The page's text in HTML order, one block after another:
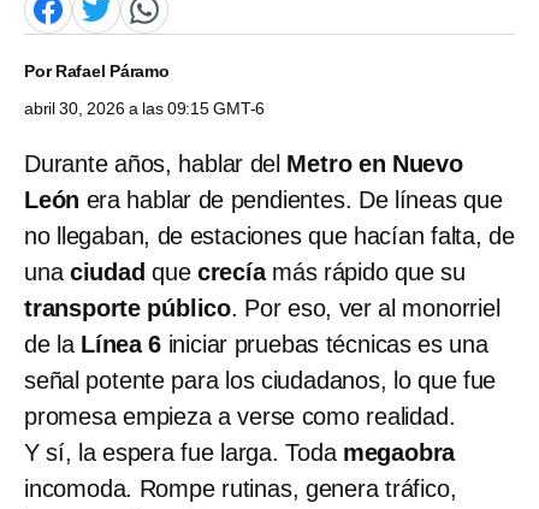
PorRafael Páramo
abril 30, 2026 a las 09:15 GMT-6
Durante años, hablar del Metro en Nuevo
León era hablar de pendientes. De líneas que
no llegaban, de estaciones que hacían falta, de
una ciudad que crecíamás rápido que su
transporte público. Por eso, ver al monorriel
de la Línea 6 iniciar pruebas técnicas es una
señal potente para los ciudadanos, lo que fue
promesa empieza a verse como realidad.
Y sí, la espera fue larga. Toda megaobra
incomoda. Rompe rutinas, genera tráfico,